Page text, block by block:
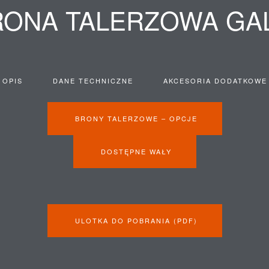
TALERZOWA
OPIS DANE TECHNICZNE AKCESORIA DODATKOWE
BRONY TALERZOWE – OPCJE
DOSTĘPNE WAŁY
ULOTKA DO POBRANIA (PDF)